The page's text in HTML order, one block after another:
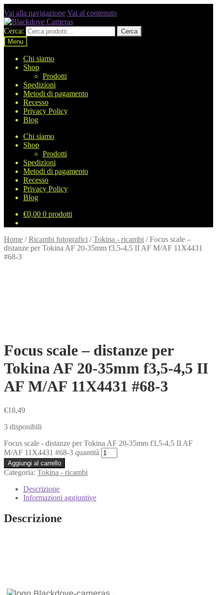
Vai alla navigazione Vai al contenuto
Cerca:
Cerca
Menu
Chi siamo
Shop
Prodotti
Spedizioni
Metodi di pagamento
Recesso
Privacy Policy
Blog
Chi siamo
Shop
Prodotti
Spedizioni
Metodi di pagamento
Recesso
Privacy Policy
Blog
€0,00 0 prodotti
Home /Ricambi fotografici /Tokina - ricambi /Focus scale –
distanze per Tokina AF 20-35mm f3,5-4,5 II AF M/AF 11X4431
#68-3
Focus scale – distanze per
Tokina AF 20-35mm f3,5-4,5 II
AF M/AF 11X4431 #68-3
€18,49
3 disponibili
Focus scale - distanze per Tokina AF 20-35mm f3,5-4,5 II AF
M/AF 11X4431 #68-3 quantità
Aggiungi al carrello
Categoria: Tokina - ricambi
Descrizione
Informazioni aggiuntive
Descrizione